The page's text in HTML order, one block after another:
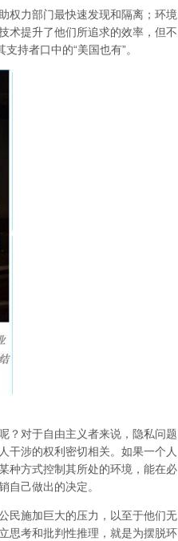
权力部门最快速发现和隔离；环境
术提升了他们所追求的效率，但不
持者口中的“美国也有”。
？对于自由主义者来说，隐私问题
涉的权利密切相关。如果一个人
种方式控制其所处的环境，能在必
己做出的决定。
民施加巨大的压力，以至于他们无
思考和批判性推理，就是为摆脱环